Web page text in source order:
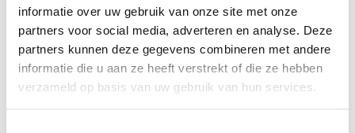
informatie over uw gebruik van onze site met onze
partners voor social media, adverteren en analyse. Deze
partners kunnen deze gegevens combineren met andere
informatie die u aan ze heeft verstrekt of die ze hebben
verzameld op basis van uw gebruik van hun services.
Kip & Rijst
Vanaf € 8,99
Kleine tot middelgrote puppy's